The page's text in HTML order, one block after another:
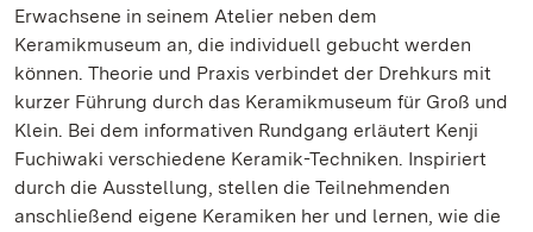
Erwachsene in seinem Atelier neben dem
Keramikmuseum an, die individuell gebucht werden
können. Theorie und Praxis verbindet der Drehkurs mit
kurzer Führung durch das Keramikmuseum für Groß und
Klein. Bei dem informativen Rundgang erläutert Kenji
Fuchiwaki verschiedene Keramik-Techniken. Inspiriert
durch die Ausstellung, stellen die Teilnehmenden
anschließend eigene Keramiken her und lernen, wie die